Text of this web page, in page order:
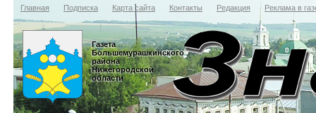
Главная Подписка Карта сайта Контакты Редакция Реклама в
Газета
Большемурашкинского
района
Нижегородской
области